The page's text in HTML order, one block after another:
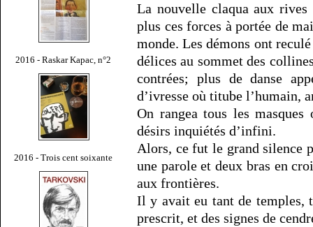
2016 - Raskar Kapac, n°2
2016 - Trois cent soixante
La nouvelle claqua aux
plus ces forces à portée de
monde. Les démons ont
délices au sommet des
contrées; plus de danse
d’ivresse où titube l’humain,
On rangea tous les
désirs inquiétés d’infini.
Alors, ce fut le grand silence
une parole et deux bras en
aux frontières.
Il y avait eu tant de temples,
prescrit, et des signes de